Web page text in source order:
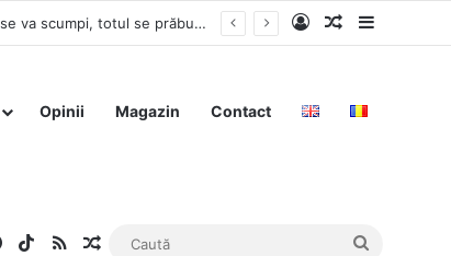
E jale pe internet – România nu poate rezista fără Bolojan – Economistul Iancu Guda susține că „totul se va scumpi, totul se prăbușește” Log InArticolSidebar
Opinii Magazin Contact
Facebook
TikTok
RSSArticol aleatoriu